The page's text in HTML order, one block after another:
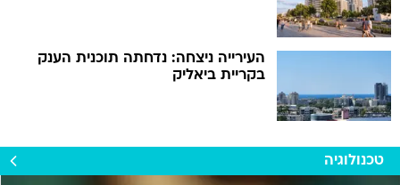
העירייה ניצחה: נדחתה תוכנית הענק
בקריית ביאליק
טכנולוגיה